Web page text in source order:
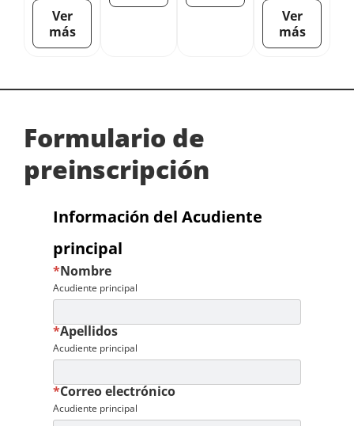
Ver
más
Ver
más
Formulario de
preinscripción
Información del Acudiente
principal
Nombre
*
Acudiente principal
Apellidos
*
Acudiente principal
Correo electrónico
*
Acudiente principal